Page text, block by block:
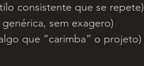
consistente que se repete)
genérica, sem exagero)
que “carimba” o projeto)